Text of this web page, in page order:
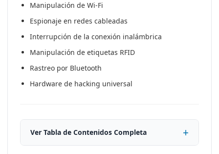
Manipulación de Wi-Fi
Espionaje en redes cableadas
Interrupción de la conexión inalámbrica
Manipulación de etiquetas RFID
Rastreo por Bluetooth
Hardware de hacking universal
Ver Tabla de Contenidos Completa